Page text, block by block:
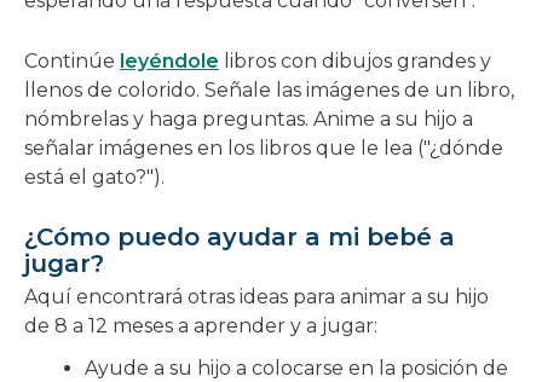
Continúe leyéndole libros con dibujos grandes y
llenos de colorido. Señale las imágenes de un libro,
nómbrelas y haga preguntas. Anime a su hijo a
señalar imágenes en los libros que le lea ("¿dónde
está el gato?").
¿Cómo puedo ayudar a mi bebé a
jugar?
Aquí encontrará otras ideas para animar a su hijo
de 8 a 12 meses a aprender y a jugar:
Ayude a su hijo a colocarse en la posición de